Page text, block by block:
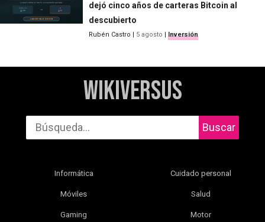
dejó cinco años de carteras Bitcoin al
descubierto
Rubén Castro 5 agosto Inversión
WikiVersus
Buscar
Informática
Móviles
Gaming
Cuidado personal
Salud
Motor